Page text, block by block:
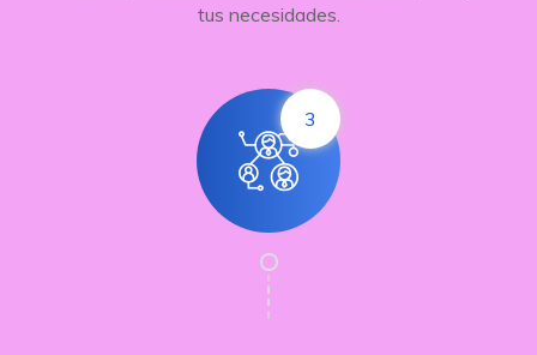
tus necesidades.
3